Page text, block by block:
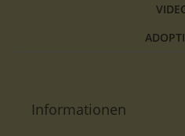
Informationen